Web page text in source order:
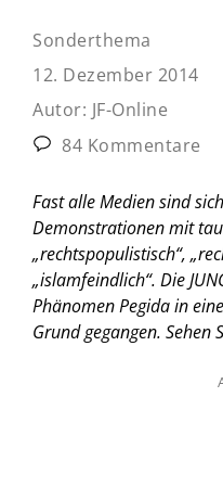
Sonderthema
12. Dezember 2014
Autor: JF-Online
84 Kommentare
Fast alle Medien sind
Demonstrationen mit
„rechtspopulistisch“,
„islamfeindlich“. Die
Phänomen Pegida in
Grund gegangen. Sehen